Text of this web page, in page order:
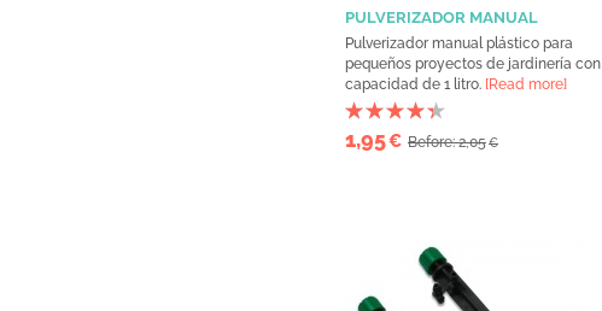
PULVERIZADOR MANUAL
Pulverizador manual plástico para
pequeños proyectos de jardinería con
capacidad de 1 litro. [Read more]
1,95€ Before: 2,05€